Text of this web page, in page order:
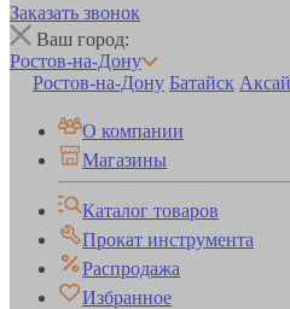
Заказать звонок
Ваш город:
Ростов-на-Дону
Ростов-на-Дону Батайск Аксай
О компании
Магазины
Каталог товаров
Прокат инструмента
Распродажа
Избранное